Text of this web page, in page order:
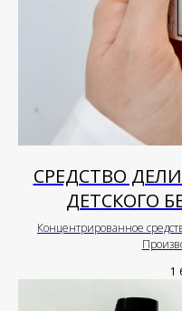
СРЕДСТВО
ДЕТСКОГО
Концентрированное
1